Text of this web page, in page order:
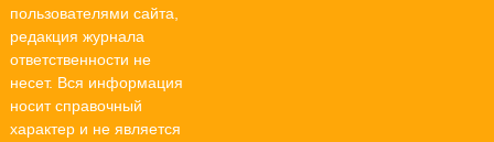
пользователями сайта,
редакция журнала
ответственности не
несет. Вся информация
носит справочный
характер и не является